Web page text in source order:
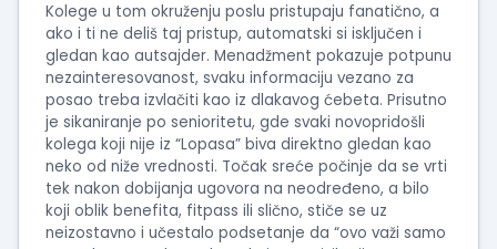
Kolege u tom okruženju poslu pristupaju fanatično, a
ako i ti ne deliš taj pristup, automatski si isključen i
gledan kao autsajder. Menadžment pokazuje potpunu
nezainteresovanost, svaku informaciju vezano za
posao treba izvlačiti kao iz dlakavog ćebeta. Prisutno
je sikaniranje po senioritetu, gde svaki novopridošli
kolega koji nije iz “Lopasa” biva direktno gledan kao
neko od niže vrednosti. Točak sreće počinje da se vrti
tek nakon dobijanja ugovora na neodređeno, a bilo
koji oblik benefita, fitpass ili slično, stiče se uz
neizostavno i učestalo podsetanje da “ovo važi samo